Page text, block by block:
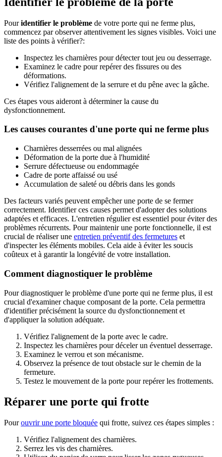
Pouridentifier le problème de votre porte qui ne ferme plus,
commencez par observer attentivement les signes visibles. Voici une
liste des points à vérifier?:
Inspectez les charnières pour détecter tout jeu ou desserrage.
Examinez le cadre pour repérer des fissures ou des
déformations.
Vérifiez l'alignement de la serrure et du pêne avec la gâche.
Ces étapes vous aideront à déterminer la cause du
dysfonctionnement.
Les causes courantes d'une porte qui ne ferme plus
Charnières desserrées ou mal alignées
Déformation de la porte due à l'humidité
Serrure défectueuse ou endommagée
Cadre de porte affaissé ou usé
Accumulation de saleté ou débris dans les gonds
Des facteurs variés peuvent empêcher une porte de se fermer
correctement. Identifier ces causes permet d'adopter des solutions
adaptées et efficaces. L'entretien régulier est essentiel pour éviter des
problèmes récurrents. Pour maintenir une porte fonctionnelle, il est
crucial de réaliser une entretien préventif des fermetures et
d'inspecter les éléments mobiles. Cela aide à éviter les soucis
coûteux et à garantir la longévité de votre installation.
Comment diagnostiquer le problème
Pour diagnostiquer le problème d'une porte qui ne ferme plus, il est
crucial d'examiner chaque composant de la porte. Cela permettra
d'identifier précisément la source du dysfonctionnement et
d'appliquer la solution adéquate.
Vérifiez l'alignement de la porte avec le cadre.
Inspectez les charnières pour déceler un éventuel desserrage.
Examinez le verrou et son mécanisme.
Observez la présence de tout obstacle sur le chemin de la
fermeture.
Testez le mouvement de la porte pour repérer les frottements.
Réparer une porte qui frotte
Pourouvrir une porte bloquée qui frotte, suivez ces étapes simples :
Vérifiez l'alignement des charnières.
Serrez les vis des charnières.